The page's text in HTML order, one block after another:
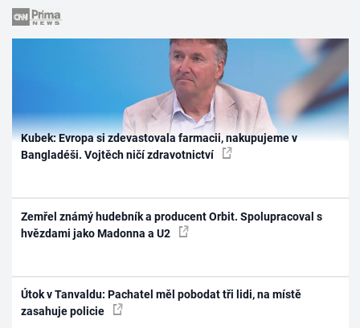
Kubek: Evropa si zdevastovala farmacii, nakupujeme v
Bangladéši. Vojtěch ničí zdravotnictví
Zemřel známý hudebník a producent Orbit. Spolupracoval s
hvězdami jako Madonna a U2
Útok v Tanvaldu: Pachatel měl pobodat tři lidi, na místě
zasahuje policie